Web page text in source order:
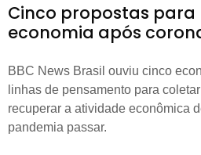
Cinco propostas
economia após
BBC News Brasil ouviu cinco
linhas de pensamento para
recuperar a atividade econômica
pandemia passar.